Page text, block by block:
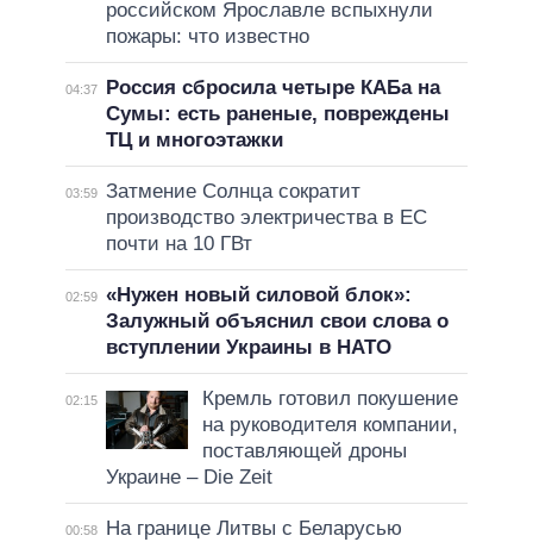
российском Ярославле вспыхнули
пожары: что известно
04:37
Россия сбросила четыре КАБа на
Сумы: есть раненые, повреждены
ТЦ и многоэтажки
03:59 Затмение Солнца сократит
производство электричества в ЕС
почти на 10 ГВт
02:59 «Нужен новый силовой блок»:
Залужный объяснил свои слова о
вступлении Украины в НАТО
02:15
Кремль готовил покушение
на руководителя компании,
поставляющей дроны
Украине – Die Zeit
00:58
На границе Литвы с Беларусью